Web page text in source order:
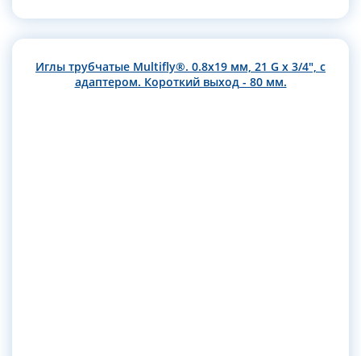
Иглы трубчатые Multifly®. 0.8х19 мм, 21 G x 3/4", с
адаптером. Короткий выход - 80 мм.